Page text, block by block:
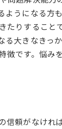
うになる方
たりすること
大きなきっか
徴です。悩み
信頼がなけれ